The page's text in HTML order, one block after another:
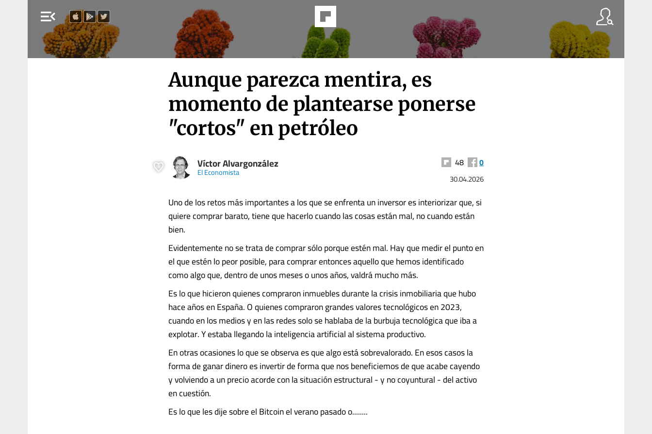
menu_open
Aunque parezca mentira, es
momento de plantearse ponerse
"cortos" en petróleo
Víctor Alvargonzález
El Economista
48 0
30.04.2026
Uno de los retos más importantes a los que se enfrenta un inversor es interiorizar que, si
quiere comprar barato, tiene que hacerlo cuando las cosas están mal, no cuando están
bien.
Evidentemente no se trata de comprar sólo porque estén mal. Hay que medir el punto en
el que estén lo peor posible, para comprar entonces aquello que hemos identificado
como algo que, dentro de unos meses o unos años, valdrá mucho más.
Es lo que hicieron quienes compraron inmuebles durante la crisis inmobiliaria que hubo
hace años en España. O quienes compraron grandes valores tecnológicos en 2023,
cuando en los medios y en las redes solo se hablaba de la burbuja tecnológica que iba a
explotar. Y estaba llegando la inteligencia artificial al sistema productivo.
En otras ocasiones lo que se observa es que algo está sobrevalorado. En esos casos la
forma de ganar dinero es invertir de forma que nos beneficiemos de que acabe cayendo
y volviendo a un precio acorde con la situación estructural - y no coyuntural - del activo
en cuestión.
Es lo que les dije sobre el Bitcoin el verano pasado o........